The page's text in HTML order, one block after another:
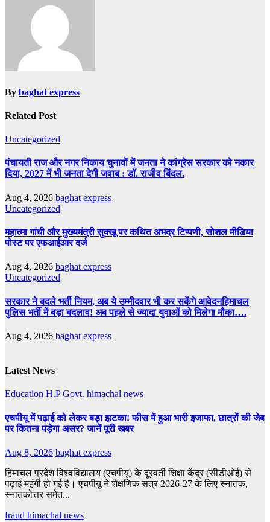
By baghat express
Related Post
Uncategorized
पंचायती राज और नगर निकाय चुनावों में जनता ने कांग्रेस सरकार को नकार
दिया, 2027 में भी जनता देगी जवाब : डॉ. राजीव बिंदल.
Aug 4, 2026 baghat express
Uncategorized
महात्मा गांधी और मुख्यमंत्री सुक्खू पर कथित अभद्र टिप्पणी, सोशल मीडिया
पोस्ट पर एफआईआर दर्ज
Aug 4, 2026 baghat express
Uncategorized
सरकार ने बदले भर्ती नियम, अब ये उम्मीदवार भी कर सकेंगे आवेदनहिमाचल
पुलिस भर्ती में बड़ा बदलाव! अब पहले से ज्यादा युवाओं को मिलेगा मौका….
Aug 4, 2026 baghat express
Latest News
Education H.P Govt. himachal news
एचपीयू में पढ़ाई को लेकर बड़ा झटका! फीस में हुआ भारी इजाफा, छात्रों की जेब
पर कितना पड़ेगा असर? जानें पूरी खबर
Aug 8, 2026 baghat express
हिमाचल प्रदेश विश्वविद्यालय (एचपीयू) के दूरवर्ती शिक्षा केंद्र (सीडीओई) से
पढ़ाई महंगी हो गई है। एचपीयू ने शैक्षणिक सत्र 2026-27 के लिए स्नातक,
स्नातकोत्तर समेत...
fraud himachal news